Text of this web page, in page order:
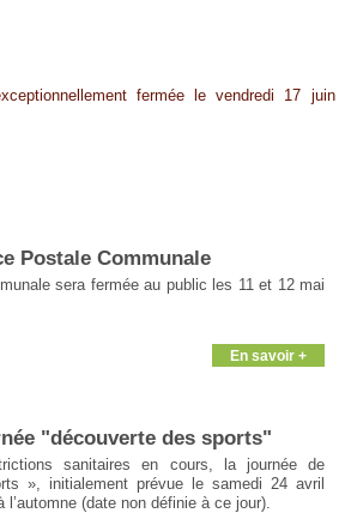
fermée le vendredi 17 juin
Postale Communale
sera fermée au public les 11 et 12 mai
En savoir +
"découverte des sports"
sanitaires en cours, la journée de
», initialement prévue le samedi 24 avril
(date non définie à ce jour).